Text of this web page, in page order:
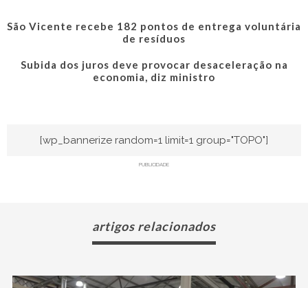
São Vicente recebe 182 pontos de entrega voluntária
de resíduos
Subida dos juros deve provocar desaceleração na
economia, diz ministro
[wp_bannerize random=1 limit=1 group="TOPO"]
PUBLICIDADE
artigos relacionados